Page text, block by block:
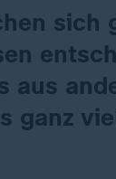
sich
aus
ganz